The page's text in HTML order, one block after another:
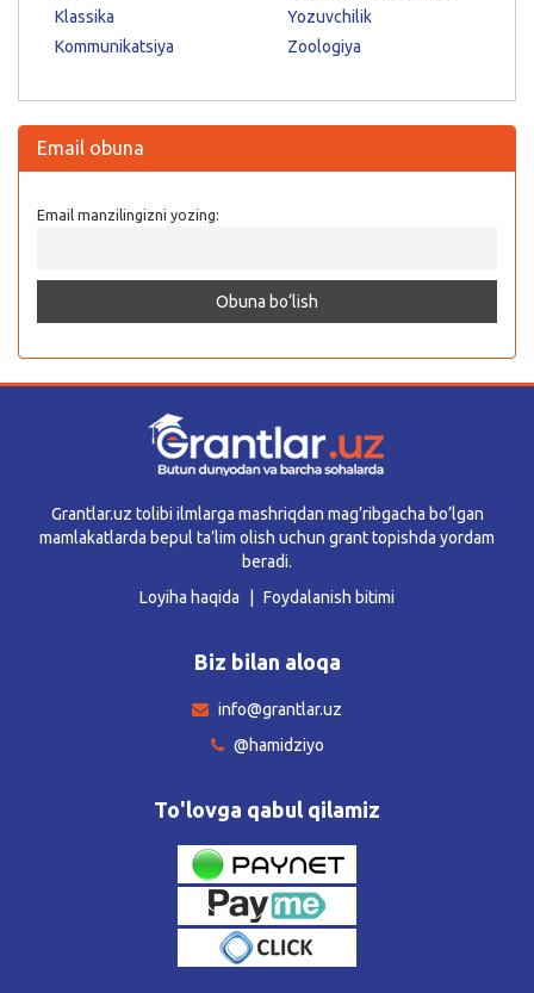
Klassika
Kommunikatsiya
Yozuvchilik
Zoologiya
Email obuna
Email manzilingizni yozing:
Grantlar.uz tolibi ilmlarga mashriqdan mag’ribgacha bo’lgan
mamlakatlarda bepul ta’lim olish uchun grant topishda yordam
beradi.
Loyiha haqida
Foydalanish bitimi
Biz bilan aloqa
info@grantlar.uz
@hamidziyo
To'lovga qabul qilamiz